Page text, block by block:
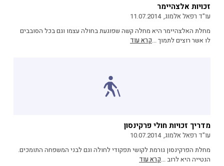
זכויות אלצהיימר
עו"ד רפאל אלמוג, 11.07.2014
מחלת האלצהיימר היא מחלה קשה שפוגעת בחולה עצמו וגם בכל הסובבים
לו אשר רוצים לתמוך ...קרא עוד
מדריך זכויות חולי פרקינסון
עו"ד רפאל אלמוג, 10.07.2014
מחלת הפרקינסון גורמת לקושי תפקודי לחולה וגם לבני המשפחה התומכים.
הנטייה היא לרוב ...קרא עוד